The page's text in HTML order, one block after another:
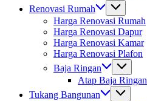
Renovasi Rumah
Harga Renovasi Rumah
Harga Renovasi Dapur
Harga Renovasi Kamar
Harga Renovasi Plafon
Baja Ringan
Atap Baja Ringan
Tukang Bangunan